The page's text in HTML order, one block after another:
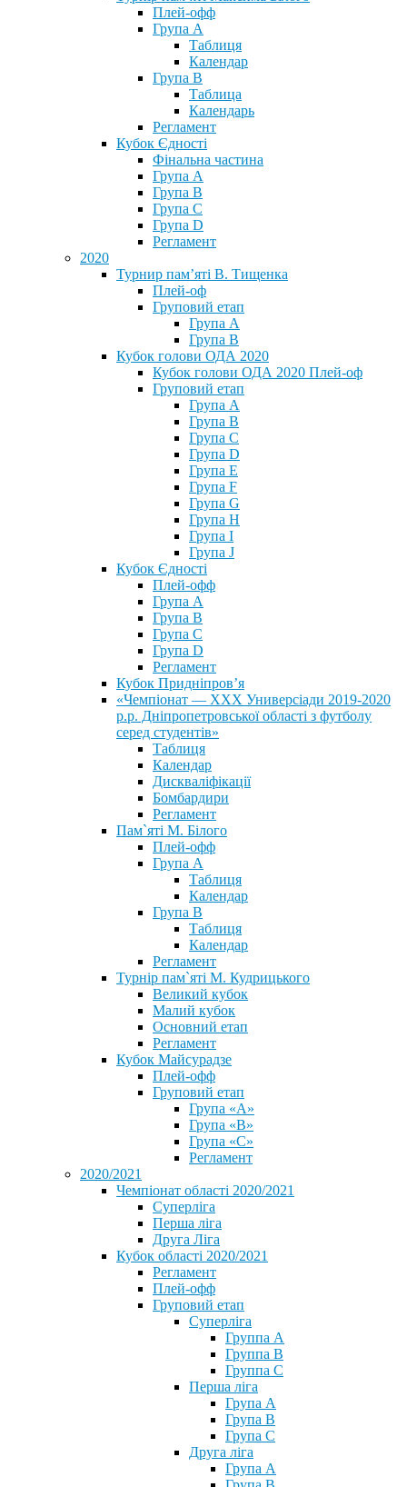
Плей-офф
Група А
Таблиця
Календар
Група В
Таблица
Календарь
Регламент
Кубок Єдності
Фінальна частина
Група А
Група В
Група С
Група D
Регламент
2020
Турнир пам’яті В. Тищенка
Плей-оф
Груповий етап
Група А
Група В
Кубок голови ОДА 2020
Кубок голови ОДА 2020 Плей-оф
Груповий етап
Група A
Група B
Група C
Група D
Група E
Група F
Група G
Група H
Група I
Група J
Кубок Єдності
Плей-офф
Група А
Група В
Група С
Група D
Регламент
Кубок Придніпров’я
«Чемпіонат — ХХХ Универсіади 2019-2020
р.р. Дніпропетровської області з футболу
серед студентів»
Таблиця
Календар
Дискваліфікації
Бомбардири
Регламент
Пам`яті М. Білого
Плей-офф
Група А
Таблиця
Календар
Група В
Таблиця
Календар
Регламент
Турнір пам`яті М. Кудрицького
Великий кубок
Малий кубок
Основний етап
Регламент
Кубок Майсурадзе
Плей-офф
Груповий етап
Група «А»
Група «B»
Група «C»
Регламент
2020/2021
Чемпіонат області 2020/2021
Суперліга
Перша ліга
Друга Ліга
Кубок області 2020/2021
Регламент
Плей-офф
Груповий етап
Суперліга
Группа A
Группа B
Группа C
Перша ліга
Група A
Група B
Група C
Друга ліга
Група A